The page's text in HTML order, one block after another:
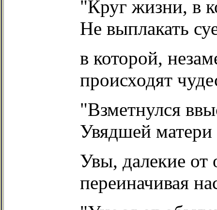
"Круг жизни, в
Не выплакать
в которой,
происходят
"Взметнулся
Увядшей матери
Увы, далекие от
переиначивая